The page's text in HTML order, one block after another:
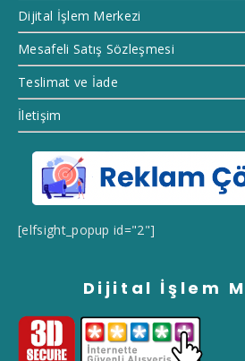
Dijital İşlem Merkezi
Mesafeli Satış Sözleşmesi
Teslimat ve İade
İletişim
[elfsight_popup id="2"]
Dijital İşlem